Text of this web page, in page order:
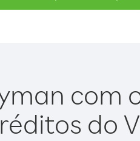
com
do